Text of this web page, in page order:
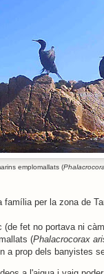
emplomallats (
per la zona de
(de fet no portava ni
(Phalacrocorax
a prop dels banyistes